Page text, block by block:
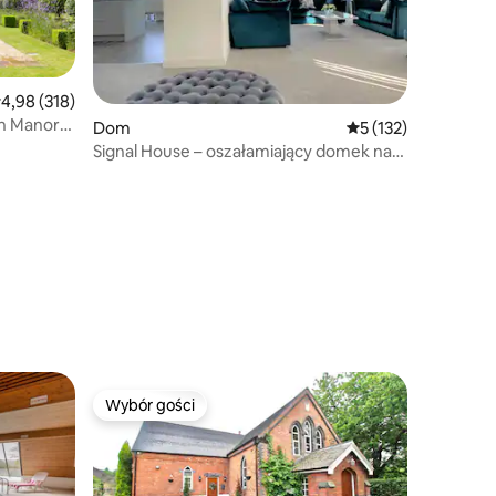
ocena: 4,98 na 5, liczba recenzji: 318
4,98 (318)
Manor
Dom Średnia ocena: 5
5 (132)
Signal House – oszałamiający domek na
Wybór gości
Wybór gości